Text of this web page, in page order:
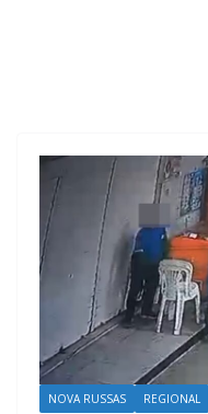
NOVA RUSSAS REGIONAL